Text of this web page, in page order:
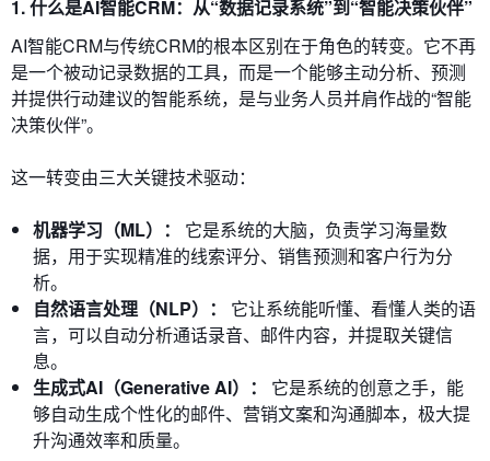
1. 什么是AI智能CRM：从“数据记录系统”到“智能决策伙伴”
AI智能CRM与传统CRM的根本区别在于角色的转变。它不再
是一个被动记录数据的工具，而是一个能够主动分析、预测
并提供行动建议的智能系统，是与业务人员并肩作战的“智能
决策伙伴”。
这一转变由三大关键技术驱动：
机器学习（ML）：
它是系统的大脑，负责学习海量数
据，用于实现精准的线索评分、销售预测和客户行为分
析。
自然语言处理（NLP）：
它让系统能听懂、看懂人类的语
言，可以自动分析通话录音、邮件内容，并提取关键信
息。
生成式AI（Generative AI）：
它是系统的创意之手，能
够自动生成个性化的邮件、营销文案和沟通脚本，极大提
升沟通效率和质量。